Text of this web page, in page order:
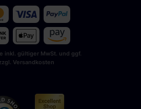
inkl. gültiger MwSt. und ggf.
Versandkosten